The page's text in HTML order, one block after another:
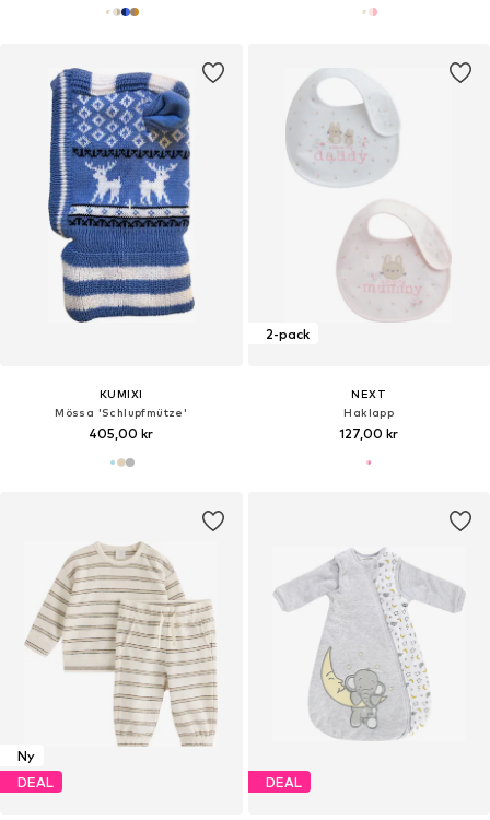
KUMIXI
Mössa 'Schlupfmütze'
405,00 kr
2-pack
NEXT
Haklapp
127,00 kr
Ny
DEAL
DEAL